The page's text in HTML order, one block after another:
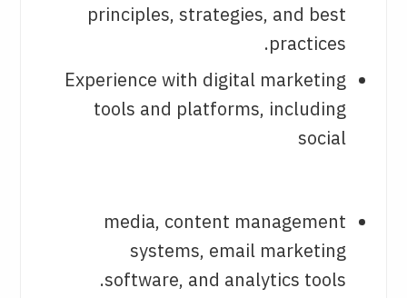
principles, strategies, and best
practices.
Experience with digital marketing
tools and platforms, including
social
media, content management
systems, email marketing
software, and analytics tools.